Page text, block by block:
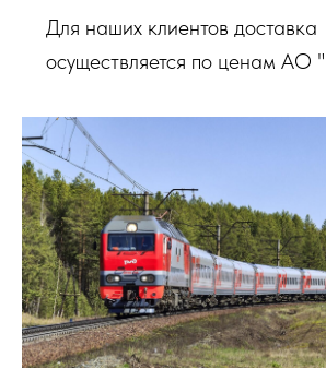
Для наших клиентов доставка
осуществляется по ценам